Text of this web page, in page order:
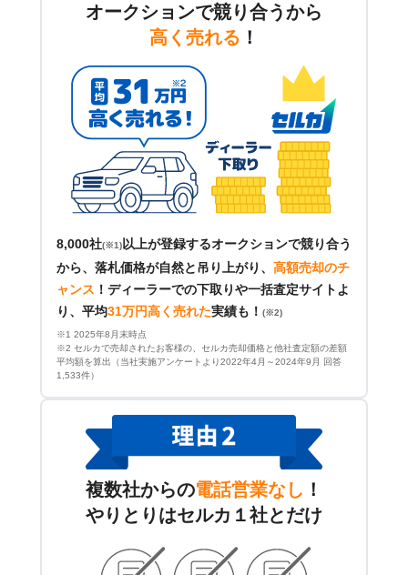
オークションで競り合うから
高く売れる ！
8,000社(※1)以上が登録するオークションで競り合う
から、落札価格が自然と吊り上がり、 高額売却のチ
ャンス ！ ディーラーでの下取りや一括査定サイトよ
り、平均31万円高く売れた実績も！ (※2)
※1 2025年8月末時点
※2 セルカで売却されたお客様の、セルカ売却価格と他社査定額の差額
平均額を算出（当社実施アンケートより2022年4月～2024年9月 回答
1,533件）
複数社からの電話営業なし ！
やりとりはセルカ１社とだけ